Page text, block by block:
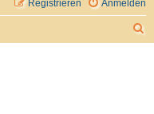
Anmelden
Registrieren